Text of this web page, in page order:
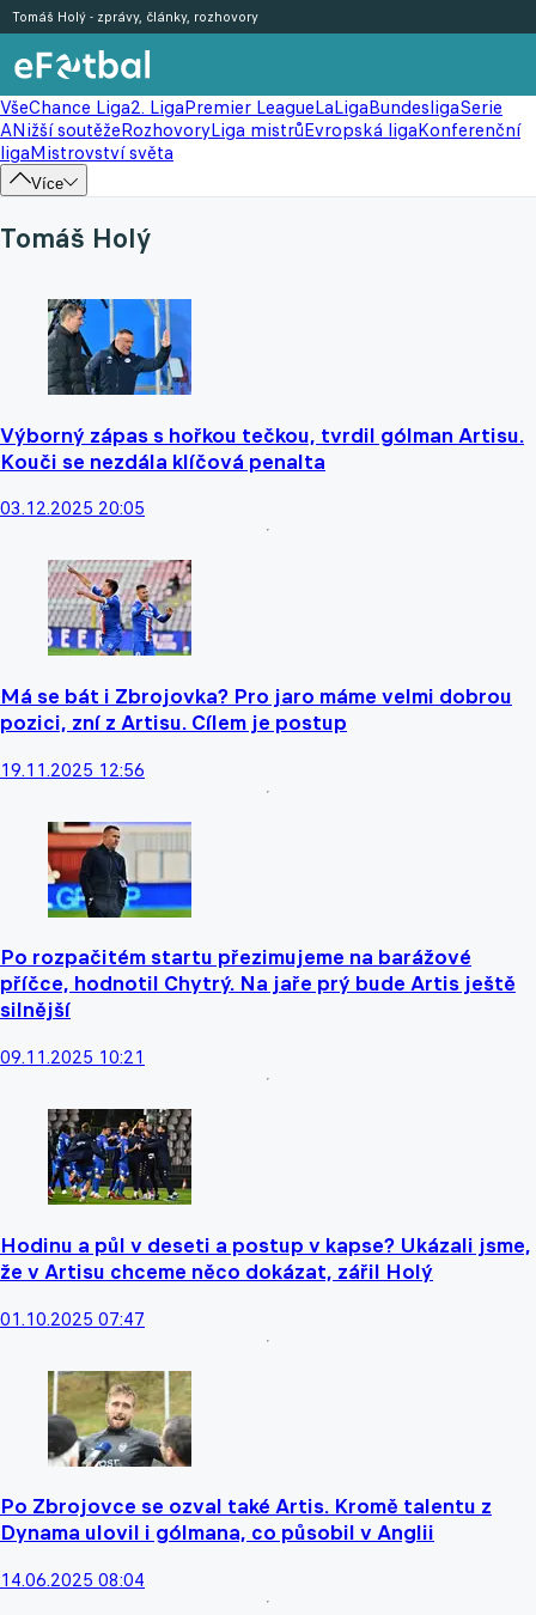
VšeChance Liga2. LigaPremier LeagueLaLigaBundesligaSerie
ANižší soutěžeRozhovoryLiga mistrůEvropská ligaKonferenční
ligaMistrovství světa
Více
Tomáš Holý - zprávy, články, rozhovory
Tomáš Holý
Výborný zápas s hořkou tečkou, tvrdil gólman Artisu.
Kouči se nezdála klíčová penalta
03.12.2025 20:05
Má se bát i Zbrojovka? Pro jaro máme velmi dobrou
pozici, zní z Artisu. Cílem je postup
19.11.2025 12:56
Po rozpačitém startu přezimujeme na barážové
příčce, hodnotil Chytrý. Na jaře prý bude Artis ještě
silnější
09.11.2025 10:21
Hodinu a půl v deseti a postup v kapse? Ukázali jsme,
že v Artisu chceme něco dokázat, zářil Holý
01.10.2025 07:47
Po Zbrojovce se ozval také Artis. Kromě talentu z
Dynama ulovil i gólmana, co působil v Anglii
14.06.2025 08:04